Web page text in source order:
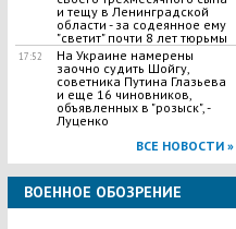
и тещу в Ленинградской
области - за содеянное ему
"светит" почти 8 лет тюрьмы
17:52
На Украине намерены
заочно судить Шойгу,
советника Путина Глазьева
и еще 16 чиновников,
объявленных в "розыск", -
Луценко
ВСЕ НОВОСТИ »
ВОЕННОЕ ОБОЗРЕНИЕ